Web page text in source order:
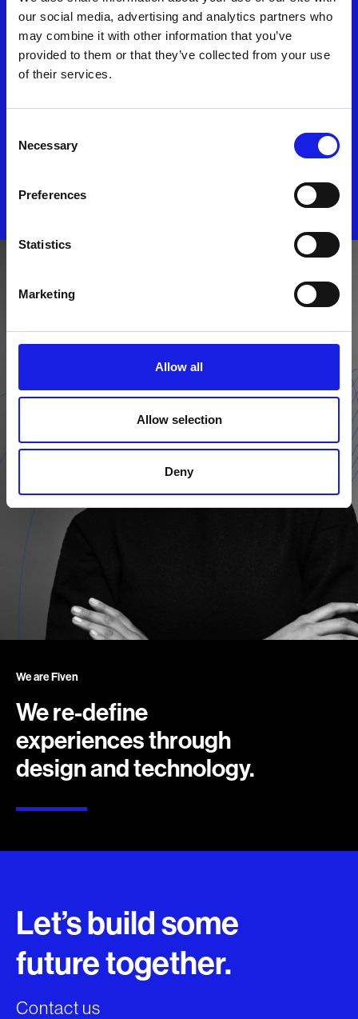
our social media, advertising and analytics partners who
may combine it with other information that you’ve
provided to them or that they’ve collected from your use
of their services.
Selection
Necessary
Preferences
Statistics
Marketing
Allow all
Allow selection
Deny
Fiven punta sull'intelligenza
artificiale e prepara
l'espansione all'estero
We are Fiven
We re-define
experiences through
design and technology.
Let’s build some
future together.
Contact us